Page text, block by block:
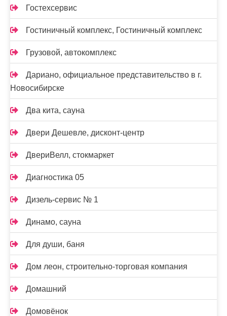
Гостехсервис
Гостиничный комплекс, Гостиничный комплекс
Грузовой, автокомплекс
Дариано, официальное представительство в г.
Новосибирске
Два кита, сауна
Двери Дешевле, дисконт-центр
ДвериВелл, стокмаркет
Диагностика 05
Дизель-сервис № 1
Динамо, сауна
Для души, баня
Дом леон, строительно-торговая компания
Домашний
Домовёнок